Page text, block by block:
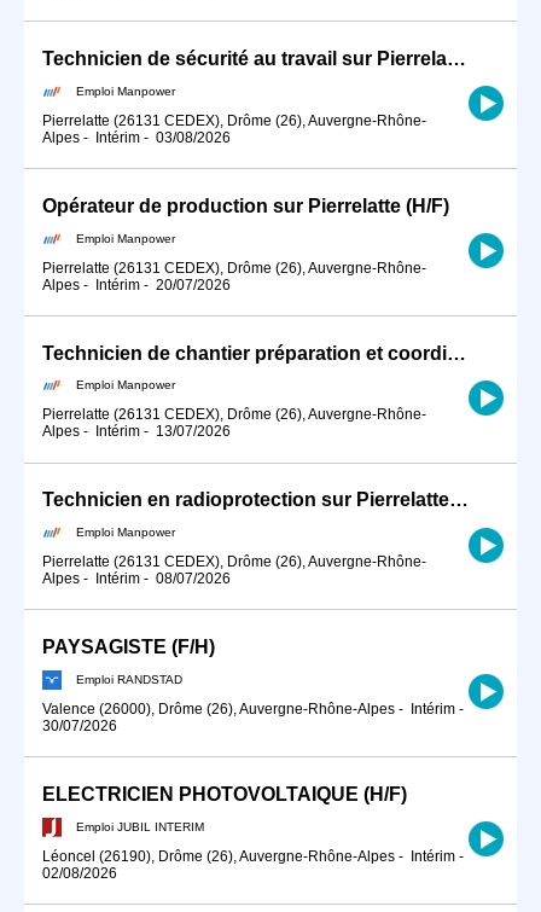
Technicien de sécurité au travail sur Pierrelatte (H/F)
Emploi Manpower
Pierrelatte (26131 CEDEX), Drôme (26), Auvergne-Rhône-
Alpes - Intérim - 03/08/2026
Opérateur de production sur Pierrelatte (H/F)
Emploi Manpower
Pierrelatte (26131 CEDEX), Drôme (26), Auvergne-Rhône-
Alpes - Intérim - 20/07/2026
Technicien de chantier préparation et coordination. dpt 26 (H/F)
Emploi Manpower
Pierrelatte (26131 CEDEX), Drôme (26), Auvergne-Rhône-
Alpes - Intérim - 13/07/2026
Technicien en radioprotection sur Pierrelatte (H/F)
Emploi Manpower
Pierrelatte (26131 CEDEX), Drôme (26), Auvergne-Rhône-
Alpes - Intérim - 08/07/2026
PAYSAGISTE (F/H)
Emploi RANDSTAD
Valence (26000), Drôme (26), Auvergne-Rhône-Alpes - Intérim -
30/07/2026
ELECTRICIEN PHOTOVOLTAIQUE (H/F)
Emploi JUBIL INTERIM
Léoncel (26190), Drôme (26), Auvergne-Rhône-Alpes - Intérim -
02/08/2026